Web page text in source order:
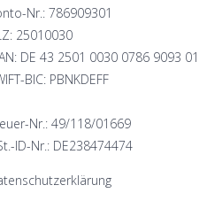
Nr.: 786909301
25010030
DE 43 2501 0030 0786 9093 01
BIC: PBNKDEFF
Nr.: 49/118/01669
ID-Nr.: DE238474474